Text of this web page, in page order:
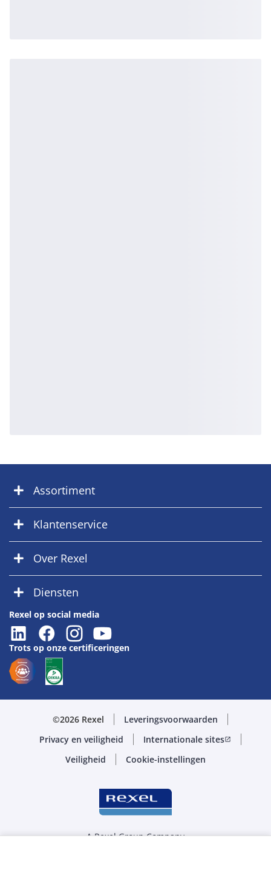
Assortiment
Klantenservice
Over Rexel
Diensten
Rexel op social media
Trots op onze certificeringen
©2026 Rexel
Leveringsvoorwaarden
Privacy en veiligheid
Internationale sitesopen_in_new
Veiligheid Cookie-instellingen
A Rexel Group Company